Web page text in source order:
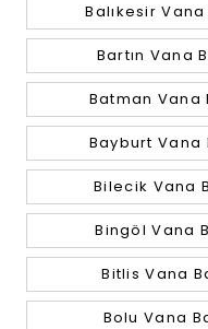
Balıkesir Vana
Bartın Vana
Batman Vana
Bayburt Vana
Bilecik Vana
Bingöl Vana
Bitlis Vana
Bolu Vana